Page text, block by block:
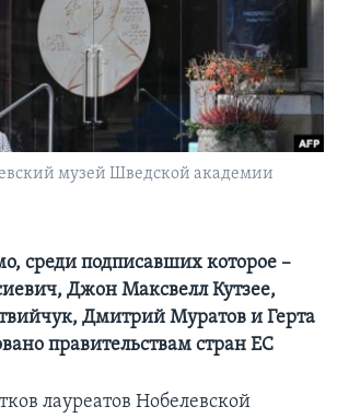
музей Шведской академии
среди подписавших которое –
Джон Максвелл Кутзее,
Дмитрий Муратов и Герта
правительствам стран ЕС
лауреатов Нобелевской